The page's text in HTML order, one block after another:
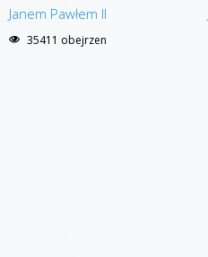
Janem Pawłem II
35411 obejrzen